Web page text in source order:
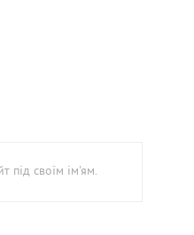
під своїм ім'ям.